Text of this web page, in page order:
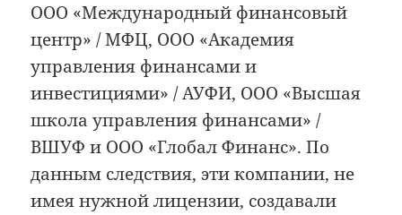
ООО «Международный финансовый
центр» / МФЦ, ООО «Академия
управления финансами и
инвестициями» / АУФИ, ООО «Высшая
школа управления финансами» /
ВШУФ и ООО «Глобал Финанс». По
данным следствия, эти компании, не
имея нужной лицензии, создавали